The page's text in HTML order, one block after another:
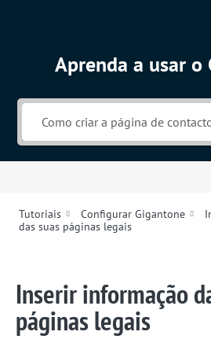
Aprenda a usar o
Tutoriais Configurar Gigantone
das suas páginas legais
Inserir informação
páginas legais